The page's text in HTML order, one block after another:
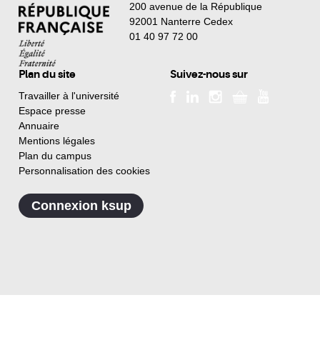
200 avenue de la République
92001 Nanterre Cedex
01 40 97 72 00
Plan du site
Travailler à l'université
Espace presse
Annuaire
Mentions légales
Plan du campus
Personnalisation des cookies
Suivez-nous sur
Connexion ksup